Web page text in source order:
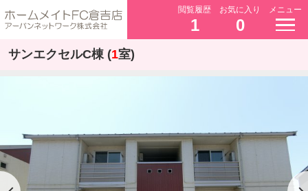
閲覧履歴
1
お気に入り
0
メニュー
サンエクセルC棟 (1室)